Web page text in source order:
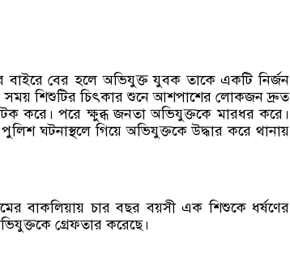
বাইরে বের হলে অভিযুক্ত যুবক তাকে একটি নির্জন
এ সময় শিশুটির চিৎকার শুনে আশপাশের লোকজন দ্রুত
করে। পরে ক্ষুব্ধ জনতা অভিযুক্তকে মারধর করে।
পুলিশ ঘটনাস্থলে গিয়ে অভিযুক্তকে উদ্ধার করে থানায়
বাকলিয়ায় চার বছর বয়সী এক শিশুকে ধর্ষণের
গ্রেফতার করেছে।